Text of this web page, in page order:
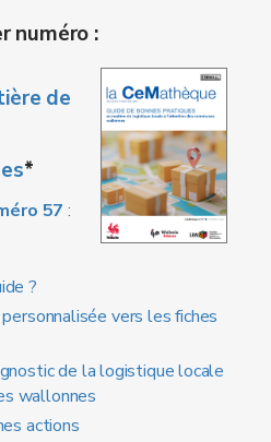
numéro :
de
*
57 :
?
vers les fiches
de la logistique locale
wallonnes
actions